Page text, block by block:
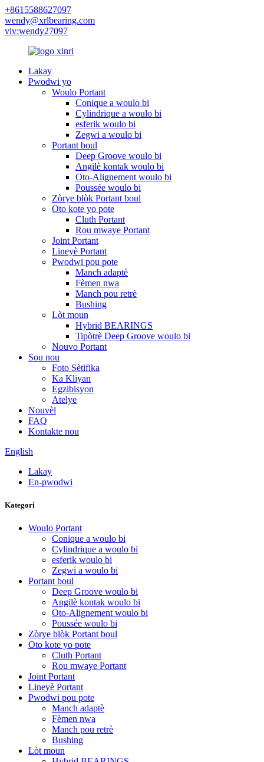
+8615588627097
wendy@xrlbearing.com
viv:wendy27097
Lakay
Pwodwi yo
Woulo Portant
Conique a woulo bi
Cylindrique a woulo bi
esferik woulo bi
Zegwi a woulo bi
Portant boul
Deep Groove woulo bi
Angilè kontak woulo bi
Oto-Alignement woulo bi
Poussée woulo bi
Zòrye blòk Portant boul
Oto kote yo pote
Cluth Portant
Rou mwaye Portant
Joint Portant
Lineyè Portant
Pwodwi pou pote
Manch adaptè
Fèmen nwa
Manch pou retrè
Bushing
Lòt moun
Hybrid BEARINGS
Tipòtrè Deep Groove woulo bi
Nouvo Portant
Sou nou
Foto Sètifika
Ka Kliyan
Egzibisyon
Atelye
Nouvèl
FAQ
Kontakte nou
English
Lakay
En-pwodwi
Kategori
Woulo Portant
Conique a woulo bi
Cylindrique a woulo bi
esferik woulo bi
Zegwi a woulo bi
Portant boul
Deep Groove woulo bi
Angilè kontak woulo bi
Oto-Alignement woulo bi
Poussée woulo bi
Zòrye blòk Portant boul
Oto kote yo pote
Cluth Portant
Rou mwaye Portant
Joint Portant
Lineyè Portant
Pwodwi pou pote
Manch adaptè
Fèmen nwa
Manch pou retrè
Bushing
Lòt moun